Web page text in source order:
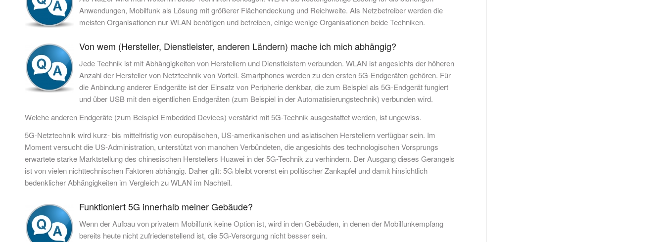
Anwendungen, Mobilfunk als Lösung mit größerer Flächendeckung und Reichweite. Als Netzbetreiber werden die
meisten Organisationen nur WLAN benötigen und betreiben, einige wenige Organisationen beide Techniken.
Von wem (Hersteller, Dienstleister, anderen Ländern) mache ich mich abhängig?
Jede Technik ist mit Abhängigkeiten von Herstellern und Dienstleistern verbunden. WLAN ist angesichts der höheren
Anzahl der Hersteller von Netztechnik von Vorteil. Smartphones werden zu den ersten 5G-Endgeräten gehören. Für
die Anbindung anderer Endgeräte ist der Einsatz von Peripherie denkbar, die zum Beispiel als 5G-Endgerät fungiert
und über USB mit den eigentlichen Endgeräten (zum Beispiel in der Automatisierungstechnik) verbunden wird.
Welche anderen Endgeräte (zum Beispiel Embedded Devices) verstärkt mit 5G-Technik ausgestattet werden, ist ungewiss.
5G-Netztechnik wird kurz- bis mittelfristig von europäischen, US-amerikanischen und asiatischen Herstellern verfügbar sein. Im
Moment versucht die US-Administration, unterstützt von manchen Verbündeten, die angesichts des technologischen Vorsprungs
erwartete starke Marktstellung des chinesischen Herstellers Huawei in der 5G-Technik zu verhindern. Der Ausgang dieses Gerangels
ist von vielen nichttechnischen Faktoren abhängig. Daher gilt: 5G bleibt vorerst ein politischer Zankapfel und damit hinsichtlich
bedenklicher Abhängigkeiten im Vergleich zu WLAN im Nachteil.
Funktioniert 5G innerhalb meiner Gebäude?
Wenn der Aufbau von privatem Mobilfunk keine Option ist, wird in den Gebäuden, in denen der Mobilfunkempfang
bereits heute nicht zufriedenstellend ist, die 5G-Versorgung nicht besser sein.